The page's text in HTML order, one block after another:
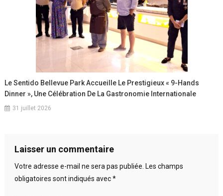
Le Sentido Bellevue Park Accueille Le Prestigieux « 9-Hands
Dinner », Une Célébration De La Gastronomie Internationale
31 juillet 2026
Laisser un commentaire
Votre adresse e-mail ne sera pas publiée. Les champs
obligatoires sont indiqués avec*